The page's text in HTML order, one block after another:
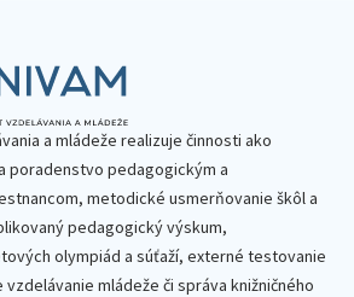
a mládeže realizuje činnosti ako
poradenstvo pedagogickým a
metodické usmerňovanie škôl a
pedagogický výskum,
olympiád a súťaží, externé testovanie
mládeže či správa knižničného